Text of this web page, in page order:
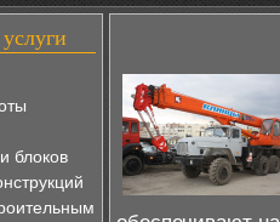
блоков